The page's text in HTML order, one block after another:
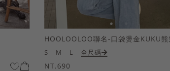
S M L 全尺碼
NT.690